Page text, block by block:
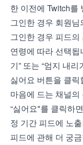
한 이전에 Twitch를
그인한 경우 회원
그인한 경우 피드
연령에 따라 선택됩
기” 또는 “엄지 내
싫어요 버튼을 클릭
마음에 드는 채널
“싫어요"를 클릭하
정 기간 피드에 노
피드에 관해 더 궁